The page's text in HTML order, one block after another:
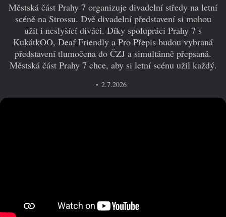
Městská část Prahy 7 organizuje divadelní středy na letní
scéně na Strossu. Dvě divadelní představení si mohou
užít i neslyšící diváci. Díky spolupráci Prahy 7 s
KukátkOO, Deaf Friendly a Pro Přepis budou vybraná
představení tlumočena do ČZJ a simultánně přepsaná.
Městská část Prahy 7 chce, aby si letní scénu užil každý.
2.7.2026